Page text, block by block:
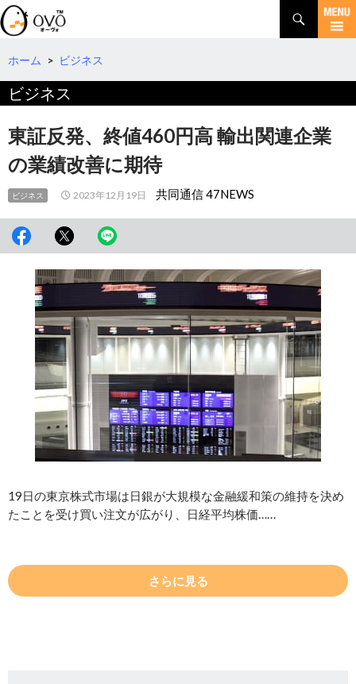
検
索
コ
テ
へ
移
動
ホーム > ビジネス
ビジネス
東証反発、終値460円高 輸出関連企業
の業績改善に期待
ビジネス 2023年12月19日 共同通信 47NEWS
19日の東京株式市場は日銀が大規模な金融緩和策の維持を決め
たことを受け買い注文が広がり、日経平均株価……
さらに見る